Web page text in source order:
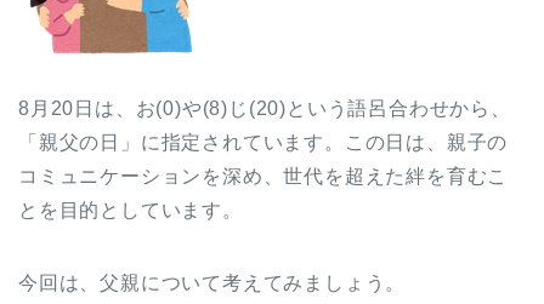
8月20日は、お(0)や(8)じ(20)という語呂合わせから、
「親父の日」に指定されています。この日は、親子の
コミュニケーションを深め、世代を超えた絆を育むこ
とを目的としています。
今回は、父親について考えてみましょう。